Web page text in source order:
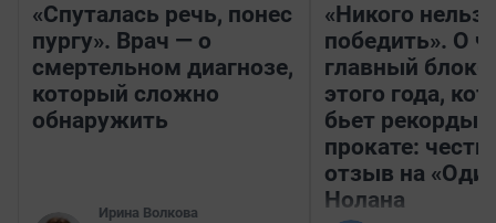
«Спуталась речь, понес
пургу». Врач — о
смертельном диагнозе,
который сложно
обнаружить
Ирина Волкова
«Никого нельзя
победить». О
главный
этого года,
бьет рекорды в
прокате:
отзыв на
Нолана